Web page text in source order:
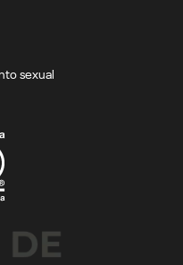
sexual